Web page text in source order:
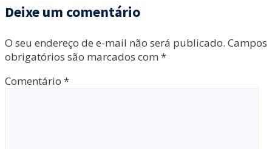
Deixe um comentário
O seu endereço de e-mail não será publicado. Campos
obrigatórios são marcados com *
Comentário *